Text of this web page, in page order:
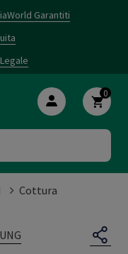
Garantiti
0
Cottura